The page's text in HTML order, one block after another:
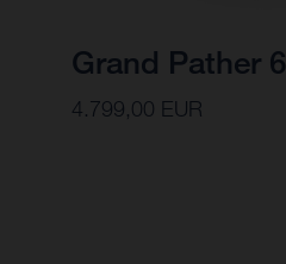
Grand Pather 6
4.799,00 EUR